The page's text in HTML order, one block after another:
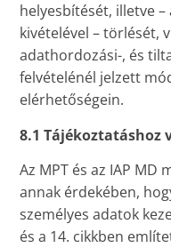
helyesbítését, illetve
kivételével – törlését,
adathordozási-, és
felvételénél jelzett
elérhetőségein.
8.1 Tájékoztatáshoz
Az MPT és az IAP MD
annak érdekében,
személyes adatok
és a 14. cikkben